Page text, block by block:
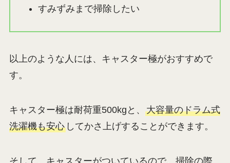
すみずみまで掃除したい
以上のような人には、キャスター極がおすすめで
す。
キャスター極は耐荷重500kgと、 大容量のドラム式
洗濯機も安心してかさ上げすることができます。
そして、キャスターがついているので、掃除の際